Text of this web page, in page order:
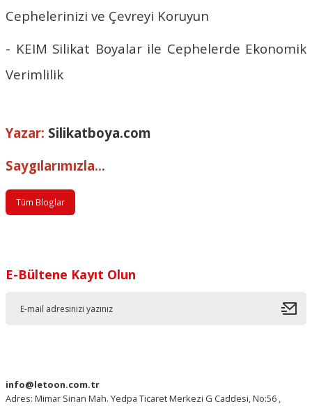
Cephelerinizi ve Çevreyi Koruyun
- KEIM Silikat Boyalar ile Cephelerde Ekonomik
Verimlilik
Yazar: Silikatboya.com
Saygılarımızla...
Tüm Bloglar
E-Bültene Kayıt Olun
info@letoon.com.tr
Adres: Mimar Sinan Mah. Yedpa Ticaret Merkezi G Caddesi, No:56 ,